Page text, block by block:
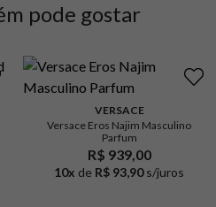
pode gostar
VERSACE
Versace Eros Najim Masculino
Parfum
R$ 939,00
10x de R$ 93,90 s/juros